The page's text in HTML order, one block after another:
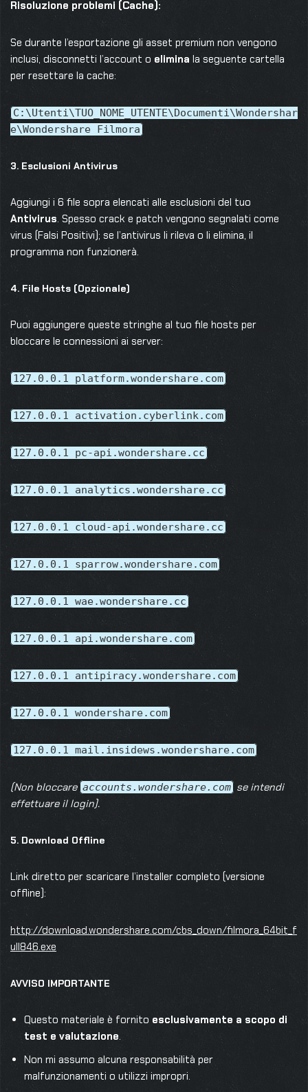
Risoluzione problemi (Cache):
Se durante l’esportazione gli asset premium non vengono
inclusi, disconnetti l’account o elimina la seguente cartella
per resettare la cache:
C:\Utenti\TUO_NOME_UTENTE\Documenti\Wondershar
e\Wondershare Filmora
3. Esclusioni Antivirus
Aggiungi i 6 file sopra elencati alle esclusioni del tuo
Antivirus. Spesso crack e patch vengono segnalati come
virus (Falsi Positivi); se l’antivirus li rileva o li elimina, il
programma non funzionerà.
4. File Hosts (Opzionale)
Puoi aggiungere queste stringhe al tuo file hosts per
bloccare le connessioni ai server:
127.0.0.1 platform.wondershare.com
127.0.0.1 activation.cyberlink.com
127.0.0.1 pc-api.wondershare.cc
127.0.0.1 analytics.wondershare.cc
127.0.0.1 cloud-api.wondershare.cc
127.0.0.1 sparrow.wondershare.com
127.0.0.1 wae.wondershare.cc
127.0.0.1 api.wondershare.com
127.0.0.1 antipiracy.wondershare.com
127.0.0.1 wondershare.com
127.0.0.1 mail.insidews.wondershare.com
(Non bloccare accounts.wondershare.com se intendi
effettuare il login).
5. Download Offline
Link diretto per scaricare l’installer completo (versione
offline):
http://download.wondershare.com/cbs_down/filmora_64bit_f
ull846.exe
AVVISO IMPORTANTE
Questo materiale è fornito esclusivamente a scopo di
test e valutazione.
Non mi assumo alcuna responsabilità per
malfunzionamenti o utilizzi impropri.